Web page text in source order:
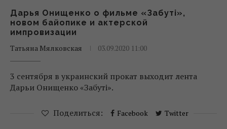
Дарья Онищенко о фильме «Забуті»,
новом байопике и актерской
импровизации
Татьяна Мялковская
03.09.2020 11:00
3 сентября в украинский прокат выходит лента
Дарьи Онищенко «Забуті».
Поделиться: Facebook Twitter